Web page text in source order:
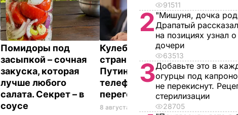
Помидоры под
засыпкой – сочная
закуска, которая
лучше любого
салата. Секрет – в
соусе
Кулеба рассказал о
странной манере
Путина вести
телефонные
переговоры
8 августа, 10.25 МИР
Трамп
91511
2 "Мишуня, дочка
Драпатый
на позициях узнал
дочери
63513
3Добавьте это в
огурцы под
не перекиснут.
стерилизации
28705